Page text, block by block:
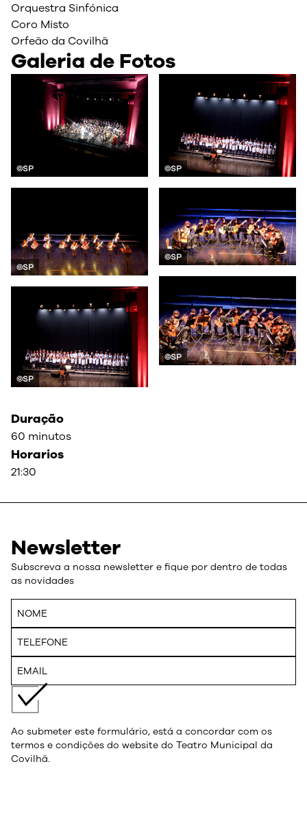
Duração
60 minutos
Horarios
21:30
Orquestra Sinfónica
Coro Misto
Orfeão da Covilhã
Galeria de Fotos
©SP
©SP
©SP
©SP
©SP
©SP
Newsletter
Subscreva a nossa newsletter e fique por dentro de todas
as novidades
Ao submeter este formulário, está a concordar com os
termos e condições do website do Teatro Municipal da
Covilhã.